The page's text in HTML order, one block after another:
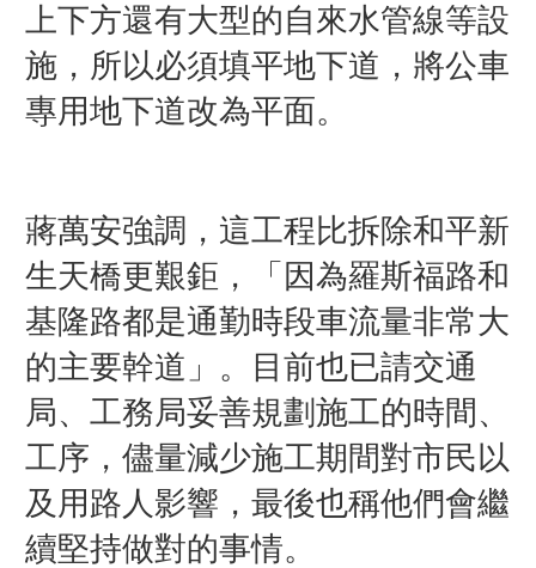
上下方還有大型的自來水管線等設
施，所以必須填平地下道，將公車
專用地下道改為平面。
蔣萬安強調，這工程比拆除和平新
生天橋更艱鉅，「因為羅斯福路和
基隆路都是通勤時段車流量非常大
的主要幹道」。目前也已請交通
局、工務局妥善規劃施工的時間、
工序，儘量減少施工期間對市民以
及用路人影響，最後也稱他們會繼
續堅持做對的事情。